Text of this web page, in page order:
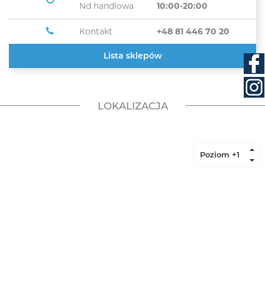
Nd handlowa
10:00-20:00
Kontakt +48 81 446 70 20
Lista sklepów
LOKALIZACJA